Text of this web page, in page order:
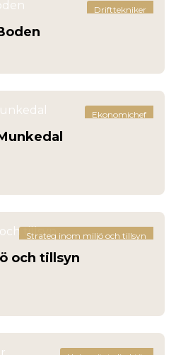
Drifttekniker
Ekonomichef
Strateg inom miljö och tillsyn
och tillsyn